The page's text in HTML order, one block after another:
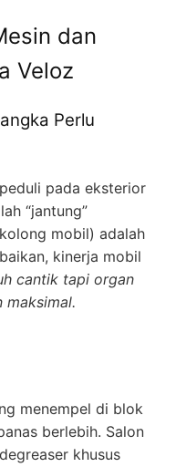
dan
Veloz
Perlu
pada eksterior
“jantung”
mobil) adalah
kinerja mobil
cantik tapi organ
menempel di blok
berlebih. Salon
khusus